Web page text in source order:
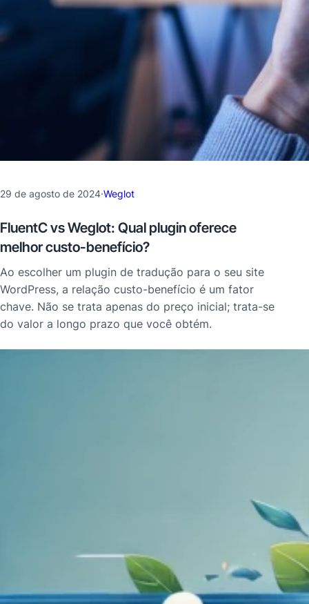
29 de agosto de 2024·Weglot
FluentC vs Weglot: Qual plugin oferece
melhor custo-benefício?
Ao escolher um plugin de tradução para o seu site
WordPress, a relação custo-benefício é um fator
chave. Não se trata apenas do preço inicial; trata-se
do valor a longo prazo que você obtém.